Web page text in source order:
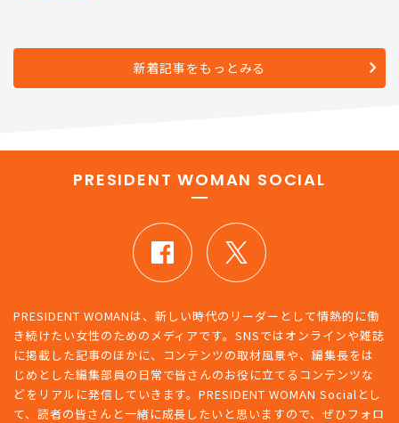
新着記事をもっとみる
PRESIDENT WOMAN SOCIAL
PRESIDENT WOMANは、新しい時代のリーダーとして情熱的に働
き続けたい女性のためのメディアです。SNSではオンラインや雑誌
に掲載した記事のほかに、コンテンツの取材風景や、編集長をは
じめとした編集部員の日常で皆さんのお役に立てるコンテンツな
どをリアルに発信していきます。PRESIDENT WOMAN Socialとし
て、読者の皆さんと一緒に成長したいと思いますので、ぜひフォロ